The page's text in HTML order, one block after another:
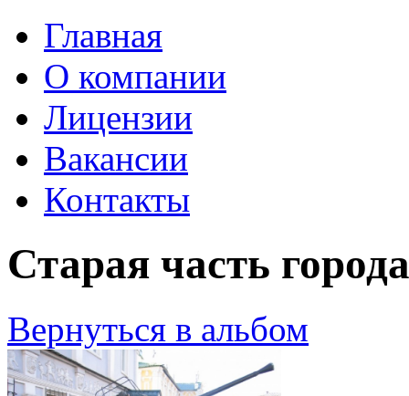
Главная
О компании
Лицензии
Вакансии
Контакты
Старая часть
Вернуться в альбом